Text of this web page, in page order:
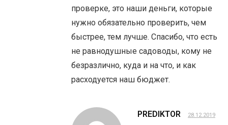
проверке, это наши деньги, которые
нужно обязательно проверить, чем
быстрее, тем лучше. Спасибо, что есть
не равнодушные садоводы, кому не
безразлично, куда и на что, и как
расходуется наш бюджет.
PREDIKTOR 28.12.2019